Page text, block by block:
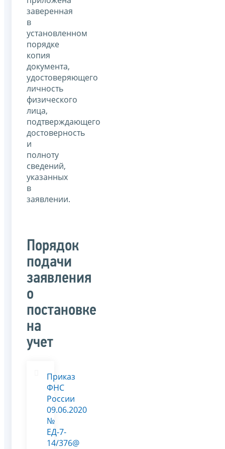
заверенная
в
установленном
порядке
копия
документа,
удостоверяющего
личность
физического
лица,
подтверждающего
достоверность
и
полноту
сведений,
указанных
в
заявлении.
Порядок
подачи
заявления
о
постановке
на
учет
Приказ
ФНС
России
09.06.2020
№
ЕД-7-
14/376@